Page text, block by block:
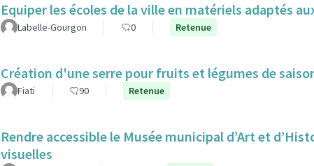
Equiper les écoles de la ville en matériels adaptés
Labelle-Gourgon 0 Retenue
Création d'une serre pour fruits et légumes de
Fiati 90 Retenue
Rendre accessible le Musée municipal d’Art et
visuelles